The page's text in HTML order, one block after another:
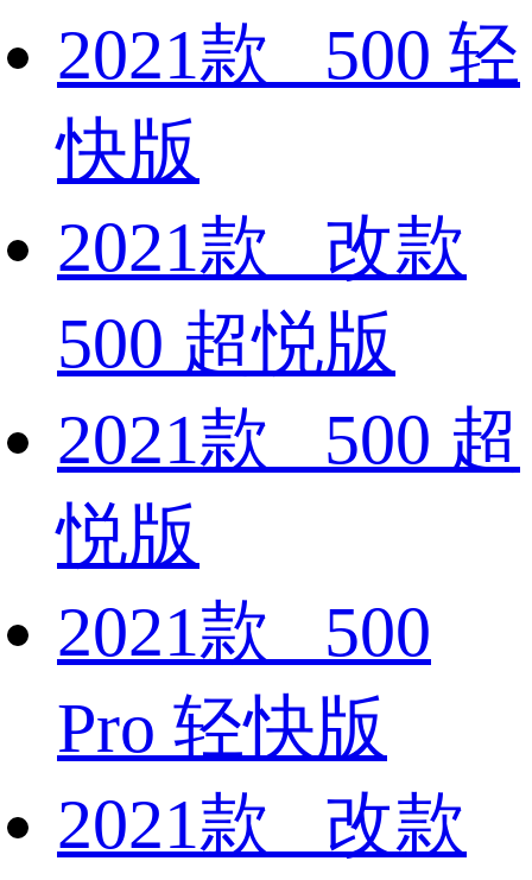
2021款 500 轻
快版
2021款 改款
500 超悦版
2021款 500 超
悦版
2021款 500
Pro 轻快版
2021款 改款